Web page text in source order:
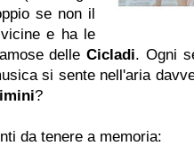
se non il
e ha le
delleCicladi. Ogni
si sente nell'aria
?
da tenere a memoria: